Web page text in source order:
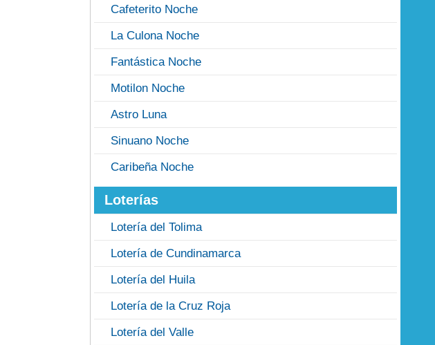
Cafeterito Noche
La Culona Noche
Fantástica Noche
Motilon Noche
Astro Luna
Sinuano Noche
Caribeña Noche
Loterías
Lotería del Tolima
Lotería de Cundinamarca
Lotería del Huila
Lotería de la Cruz Roja
Lotería del Valle